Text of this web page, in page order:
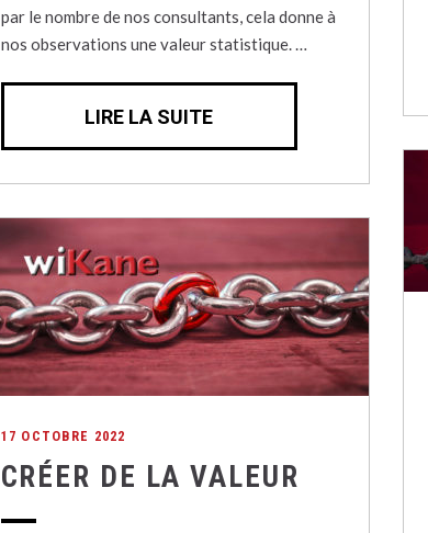
par le nombre de nos consultants, cela donne à
nos observations une valeur statistique. …
LIRE LA SUITE
17 OCTOBRE 2022
CRÉER DE LA VALEUR